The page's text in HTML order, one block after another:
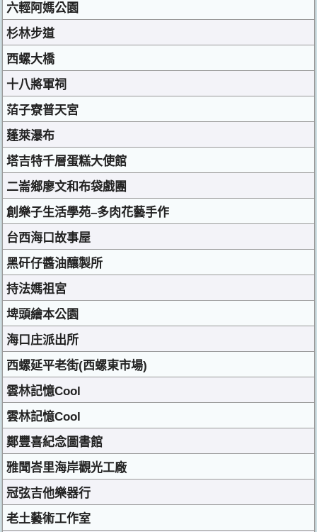
六輕阿媽公園
杉林步道
西螺大橋
十八將軍祠
萡子寮普天宮
蓬萊瀑布
塔吉特千層蛋糕大使館
二崙鄉廖文和布袋戲團
創樂子生活學苑–多肉花藝手作
台西海口故事屋
黑矸仔醬油釀製所
持法媽祖宮
埤頭繪本公園
海口庄派出所
西螺延平老街(西螺東市場)
雲林記憶Cool
雲林記憶Cool
鄭豐喜紀念圖書館
雅聞峇里海岸觀光工廠
冠弦吉他樂器行
老土藝術工作室